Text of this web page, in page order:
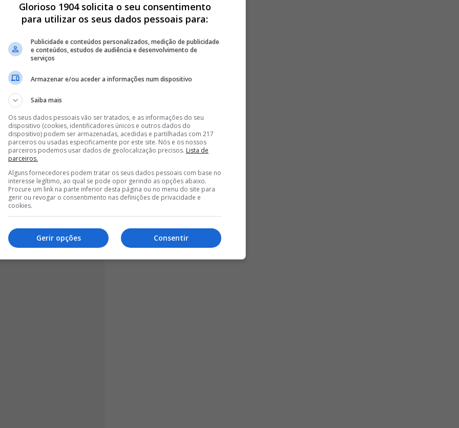
fácil..."
RUI COSTA TEM GRANDE 'TRUNFO' PELO MÉDIO
MELHOR JOGADOR AO 4.º CLASSIFICADO DA LIGA
DE PAGAR PARA TER PALHINHA NA LUZ
< >
e a Islândia, disputado na madrugada desta
e abordou a decisão de rumar ao River
que a escolha foi simples, destacando o papel
nas negociações.
Glorioso 1904 solicita o seu consentimento
para utilizar os seus dados pessoais para:
Publicidade e conteúdos personalizados, medição de publicidade
e conteúdos, estudos de audiência e desenvolvimento de
serviços
Armazenar e/ou aceder a informações num dispositivo
Saiba mais
Os seus dados pessoais vão ser tratados, e as informações do seu
dispositivo (cookies, identificadores únicos e outros dados do
dispositivo) podem ser armazenadas, acedidas e partilhadas com 217
parceiros ou usadas especificamente por este site. Nós e os nossos
parceiros podemos usar dados de geolocalização precisos. Lista de
parceiros.
Alguns fornecedores podem tratar os seus dados pessoais com base no
interesse legítimo, ao qual se pode opor gerindo as opções abaixo.
Procure um link na parte inferior desta página ou no menu do site para
gerir ou revogar o consentimento nas definições de privacidade e
cookies.
Consentir
Gerir opções